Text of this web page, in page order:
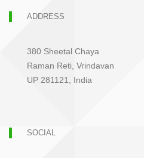
ADDRESS
380 Sheetal Chaya
Raman Reti, Vrindavan
UP 281121, India
SOCIAL